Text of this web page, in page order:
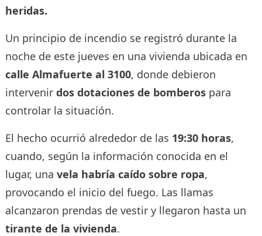
heridas.
Un principio de incendio se registró durante la
noche de este jueves en una vivienda ubicada en
calle Almafuerte al 3100, donde debieron
intervenir dos dotaciones de bomberospara
controlar la situación.
El hecho ocurrió alrededor de las 19:30 horas,
cuando, según la información conocida en el
lugar, una vela habría caído sobre ropa,
provocando el inicio del fuego. Las llamas
alcanzaron prendas de vestir y llegaron hasta un
tirante de la vivienda.